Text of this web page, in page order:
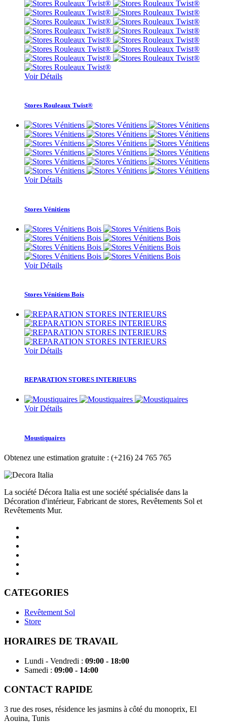
Voir Détails
Stores Rouleaux Twist®
Voir Détails
Stores Vénitiens
Voir Détails
Stores Vénitiens Bois
Voir Détails
REPARATION STORES INTERIEURS
Voir Détails
Moustiquaires
Obtenez une estimation gratuite : (+216) 24 765 765
La société Décora Italia est une société spécialisée dans la
Décoration d'intérieur, Fabricant de stores, Revêtements Sol et
Revêtements Mur.
CATEGORIES
Revêtement Sol
Store
HORAIRES DE TRAVAIL
Lundi - Vendredi : 09:00 - 18:00
Samedi : 09:00 - 14:00
CONTACT RAPIDE
3 rue des roses, résidence les jasmins à côté du monoprix, El
Aouina, Tunis